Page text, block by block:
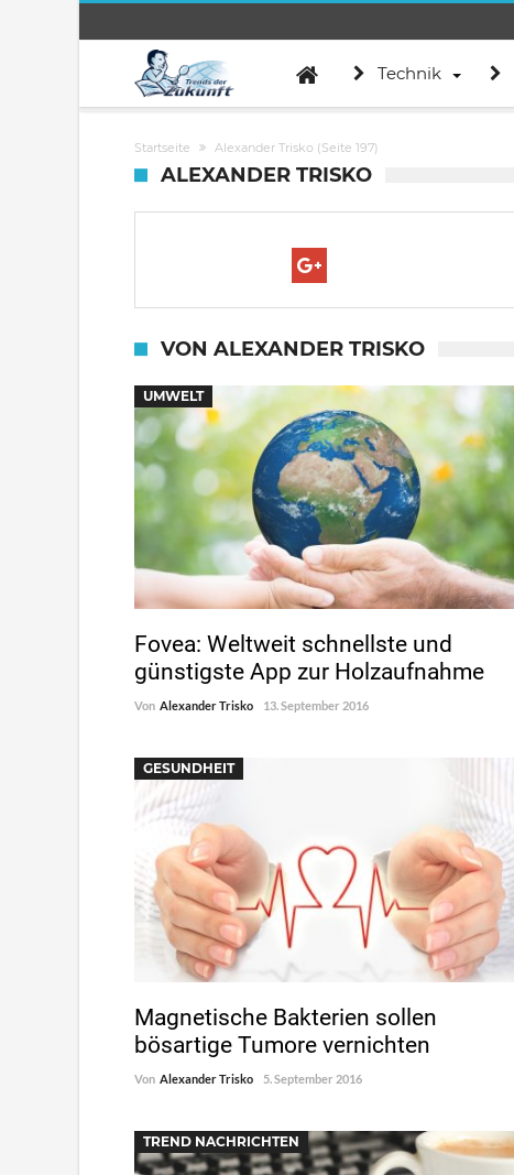
Technik
Startseite Alexander Trisko (Seite 197)
ALEXANDER TRISKO
VON ALEXANDER TRISKO
UMWELT
Fovea: Weltweit schnellste und
günstigste App zur Holzaufnahme
Von Alexander Trisko 13. September 2016
GESUNDHEIT
Magnetische Bakterien sollen
bösartige Tumore vernichten
Von Alexander Trisko 5. September 2016
TREND NACHRICHTEN